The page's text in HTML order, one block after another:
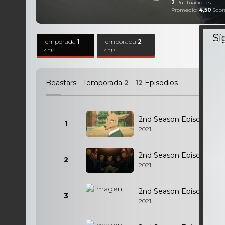
2 Puntuaciones
Promedio:4,50
Temporada1
12 Ep.
Temporada2
12 Ep.
Beastars - Temporada 2 - 12 Episodios
1 2nd Season Episodio 1
2021
2 2nd Season Episodio 2
2021
3 2nd Season Episodio 3
2021